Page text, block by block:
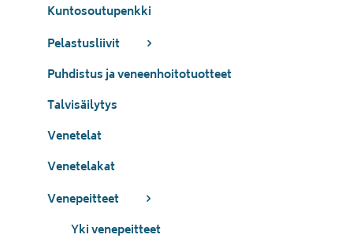
Kuntosoutupenkki
Pelastusliivit
Puhdistus ja veneenhoitotuotteet
Talvisäilytys
Venetelat
Venetelakat
Venepeitteet
Yki venepeitteet